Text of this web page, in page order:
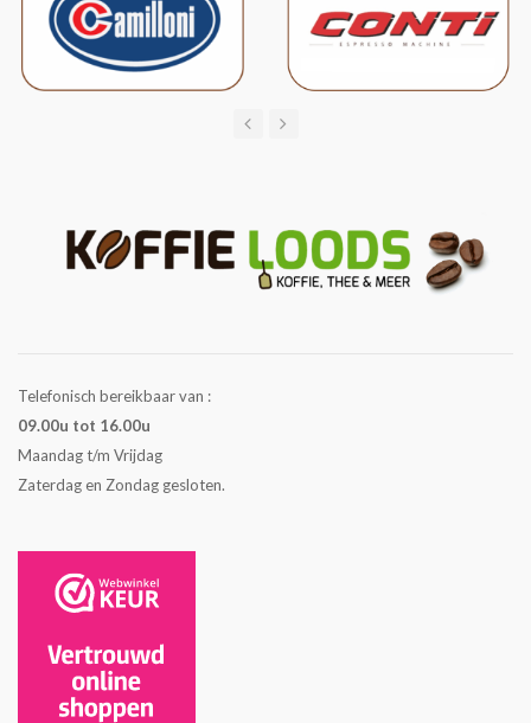
Telefonisch bereikbaar van :
09.00u tot 16.00u
Maandag t/m Vrijdag
Zaterdag en Zondag gesloten.